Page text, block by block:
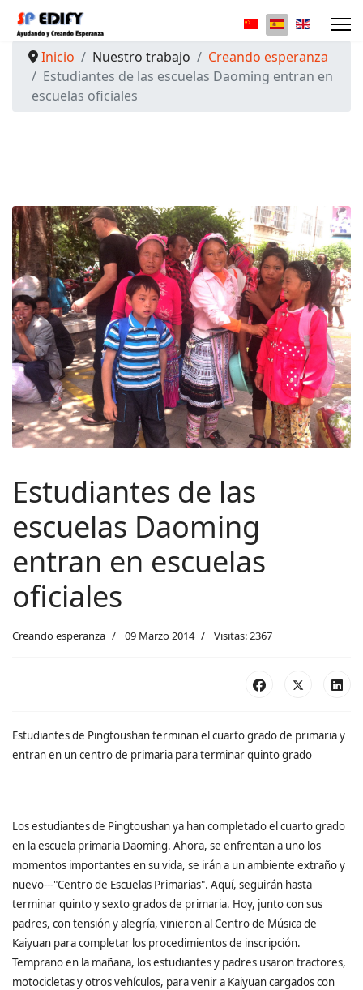
Seleccione su
Inicio
Nuestro trabajo
Creando esperanza
Estudiantes de las escuelas Daoming entran en
escuelas oficiales
Estudiantes de las
escuelas Daoming
entran en escuelas
oficiales
Creando esperanza 09 Marzo 2014 Visitas: 2367
Estudiantes de Pingtoushan terminan el cuarto grado de primaria y
entran en un centro de primaria para terminar quinto grado
Los estudiantes de Pingtoushan ya han completado el cuarto grado
en la escuela primaria Daoming. Ahora, se enfrentan a uno los
momentos importantes en su vida, se irán a un ambiente extraño y
nuevo---"Centro de Escuelas Primarias". Aquí, seguirán hasta
terminar quinto y sexto grados de primaria. Hoy, junto con sus
padres, con tensión y alegría, vinieron al Centro de Música de
Kaiyuan para completar los procedimientos de inscripción.
Temprano en la mañana, los estudiantes y padres usaron tractores,
motocicletas y otros vehículos, para venir a Kaiyuan cargados con